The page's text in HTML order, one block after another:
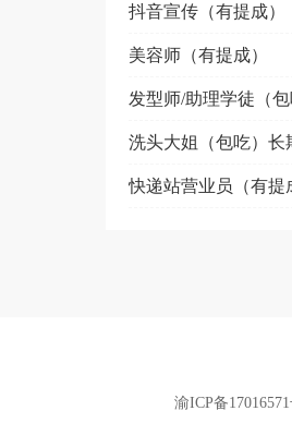
抖音宣传（有提成）
美容师（有提成）
发型师/助理学徒（
洗头大姐（包吃）长
快递站营业员（有提
渝ICP备